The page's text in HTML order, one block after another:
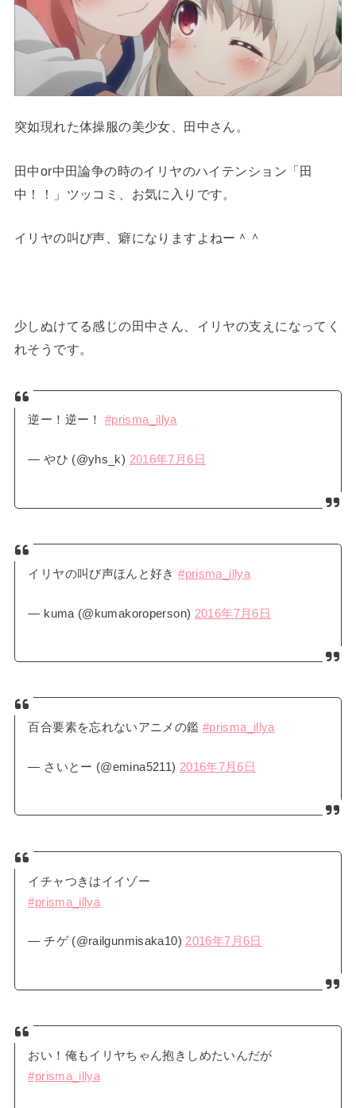
突如現れた体操服の美少女、田中さん。
田中or中田論争の時のイリヤのハイテンション「田
中！！」ツッコミ、お気に入りです。
イリヤの叫び声、癖になりますよねー＾＾
少しぬけてる感じの田中さん、イリヤの支えになってく
れそうです。
逆ー！逆ー！ #prisma_illya
— やひ (@yhs_k) 2016年7月6日
イリヤの叫び声ほんと好き#prisma_illya
— kuma (@kumakoroperson) 2016年7月6日
百合要素を忘れないアニメの鑑 #prisma_illya
— さいとー (@emina5211) 2016年7月6日
イチャつきはイイゾー
#prisma_illya
— チゲ (@railgunmisaka10)2016年7月6日
おい！俺もイリヤちゃん抱きしめたいんだが
#prisma_illya